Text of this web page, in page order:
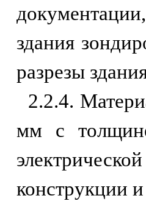
здания
разрезы
2.2.4.
мм с
конструкции